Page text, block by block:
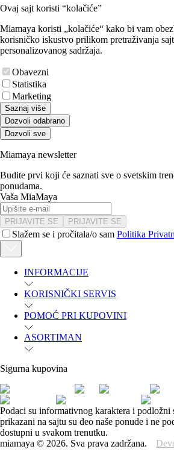
Ovaj sajt koristi “kolačiće”
Miamaya koristi „kolačiće“ kako bi vam
korisničko iskustvo prilikom pretraživanja
personalizovanog sadržaja.
Obavezni
Statistika
Marketing
Saznaj više
Dozvoli odabrano
Dozvoli sve
Miamaya newsletter
Budite prvi koji će saznati sve o svetskim
ponudama.
Vaša MiaMaya
PRIJAVITE SE PRIJAVITE SE
Slažem se i pročitala/o sam Politika
INFORMACIJE
KORISNIČKI SERVIS
POMOĆ PRI KUPOVINI
ASORTIMAN
Sigurna kupovina
Podaci su informativnog karaktera i podložni
prikazani na sajtu su deo naše ponude i ne
dostupni u svakom trenutku.
miamaya © 2026. Sva prava zadržana.